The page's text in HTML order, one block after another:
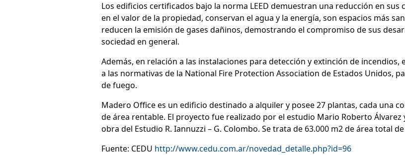
Los edificios certificados bajo la norma LEED demuestran una reducción en
en el valor de la propiedad, conservan el agua y la energía, son espacios más
reducen la emisión de gases dañinos, demostrando el compromiso de sus
sociedad en general.
Además, en relación a las instalaciones para detección y extinción de
a las normativas de la National Fire Protection Association de Estados Unidos,
de fuego.
Madero Office es un edificio destinado a alquiler y posee 27 plantas, cada una
de área rentable. El proyecto fue realizado por el estudio Mario Roberto Álvarez
obra del Estudio R. Iannuzzi – G. Colombo. Se trata de 63.000 m2 de área total
Fuente: CEDU http://www.cedu.com.ar/novedad_detalle.php?id=96